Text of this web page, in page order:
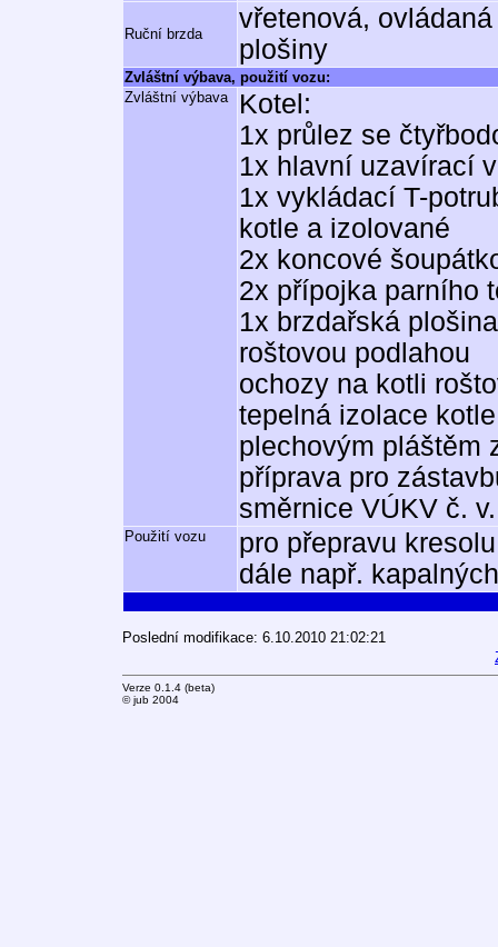
Ruční brzda
vřetenová,
plošiny
Zvláštní výbava, použití vozu:
Zvláštní výbava
Kotel:
1x průlez se
1x hlavní uzavírací
1x vykládací T-
kotle a izolované
2x koncové
2x přípojka parního
1x brzdařská
roštovou podlahou
ochozy na kotli
tepelná izolace
plechovým pláštěm
příprava pro
směrnice VÚKV č.
Použití vozu
pro přepravu
dále např.
Poslední modifikace: 6.10.2010 21:02:21
Verze 0.1.4 (beta)
© jub 2004